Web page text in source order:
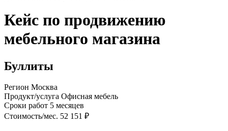
Кейс по продвижению
мебельного магазина
Буллиты
Регион Москва
Продукт/услуга Офисная мебель
Сроки работ 5 месяцев
Стоимость/мес. 52 151 ₽